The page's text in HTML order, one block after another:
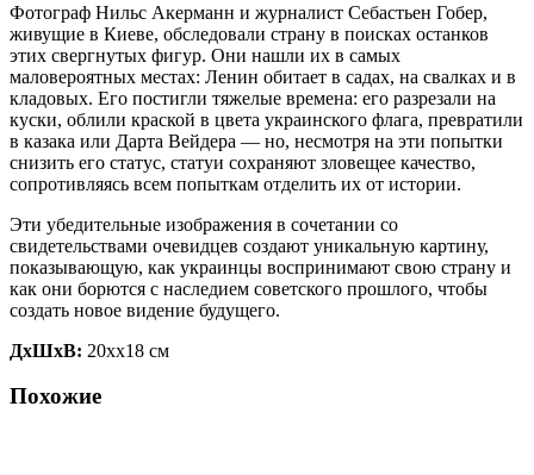
Фотограф Нильс Акерманн и журналист Себастьен Гобер,
живущие в Киеве, обследовали страну в поисках останков
этих свергнутых фигур. Они нашли их в самых
маловероятных местах: Ленин обитает в садах, на свалках и в
кладовых. Его постигли тяжелые времена: его разрезали на
куски, облили краской в цвета украинского флага, превратили
в казака или Дарта Вейдера — но, несмотря на эти попытки
снизить его статус, статуи сохраняют зловещее качество,
сопротивляясь всем попыткам отделить их от истории.
Эти убедительные изображения в сочетании со
свидетельствами очевидцев создают уникальную картину,
показывающую, как украинцы воспринимают свою страну и
как они борются с наследием советского прошлого, чтобы
создать новое видение будущего.
ДxШxВ: 20xx18 см
Похожие